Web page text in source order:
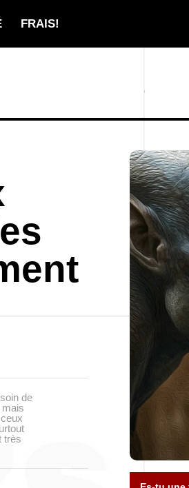
FRAIS!
de
mais
très